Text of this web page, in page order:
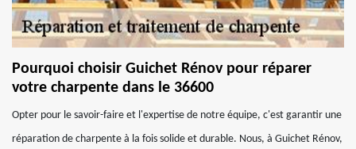
Pourquoi choisir Guichet Rénov pour réparer
votre charpente dans le 36600
Opter pour le savoir-faire et l'expertise de notre équipe, c'est garantir une
réparation de charpente à la fois solide et durable. Nous, à Guichet Rénov,